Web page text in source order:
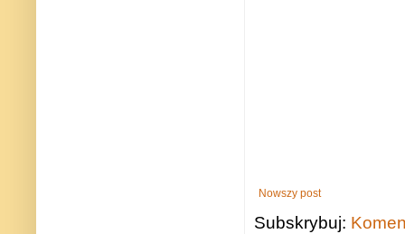
Nowszy post
Subskrybuj: